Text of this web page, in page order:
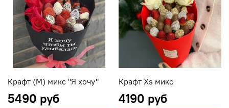
Крафт (M) микс "Я хочу"
5490 руб
Крафт Xs микс
4190 руб